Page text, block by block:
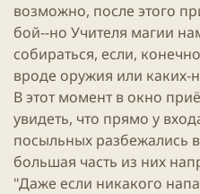
возможно, после этого
бой--но Учителя магии
собираться, если,
вроде оружия или каких-
В этот момент в окно
увидеть, что прямо у
посыльных разбежались
большая часть из них
"Даже если никакого